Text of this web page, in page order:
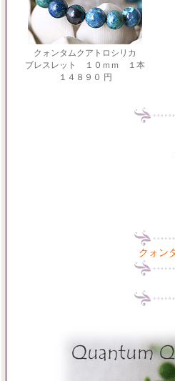
クォンタムクアトロシリカ
ブレスレット １０ｍｍ １本
１４８９０ 円
クォン